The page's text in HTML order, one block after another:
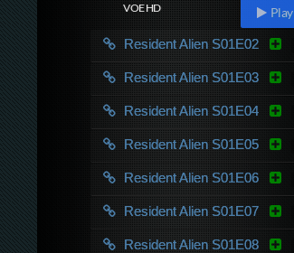
VOE HD Play
Resident Alien S01E02
Resident Alien S01E03
Resident Alien S01E04
Resident Alien S01E05
Resident Alien S01E06
Resident Alien S01E07
Resident Alien S01E08